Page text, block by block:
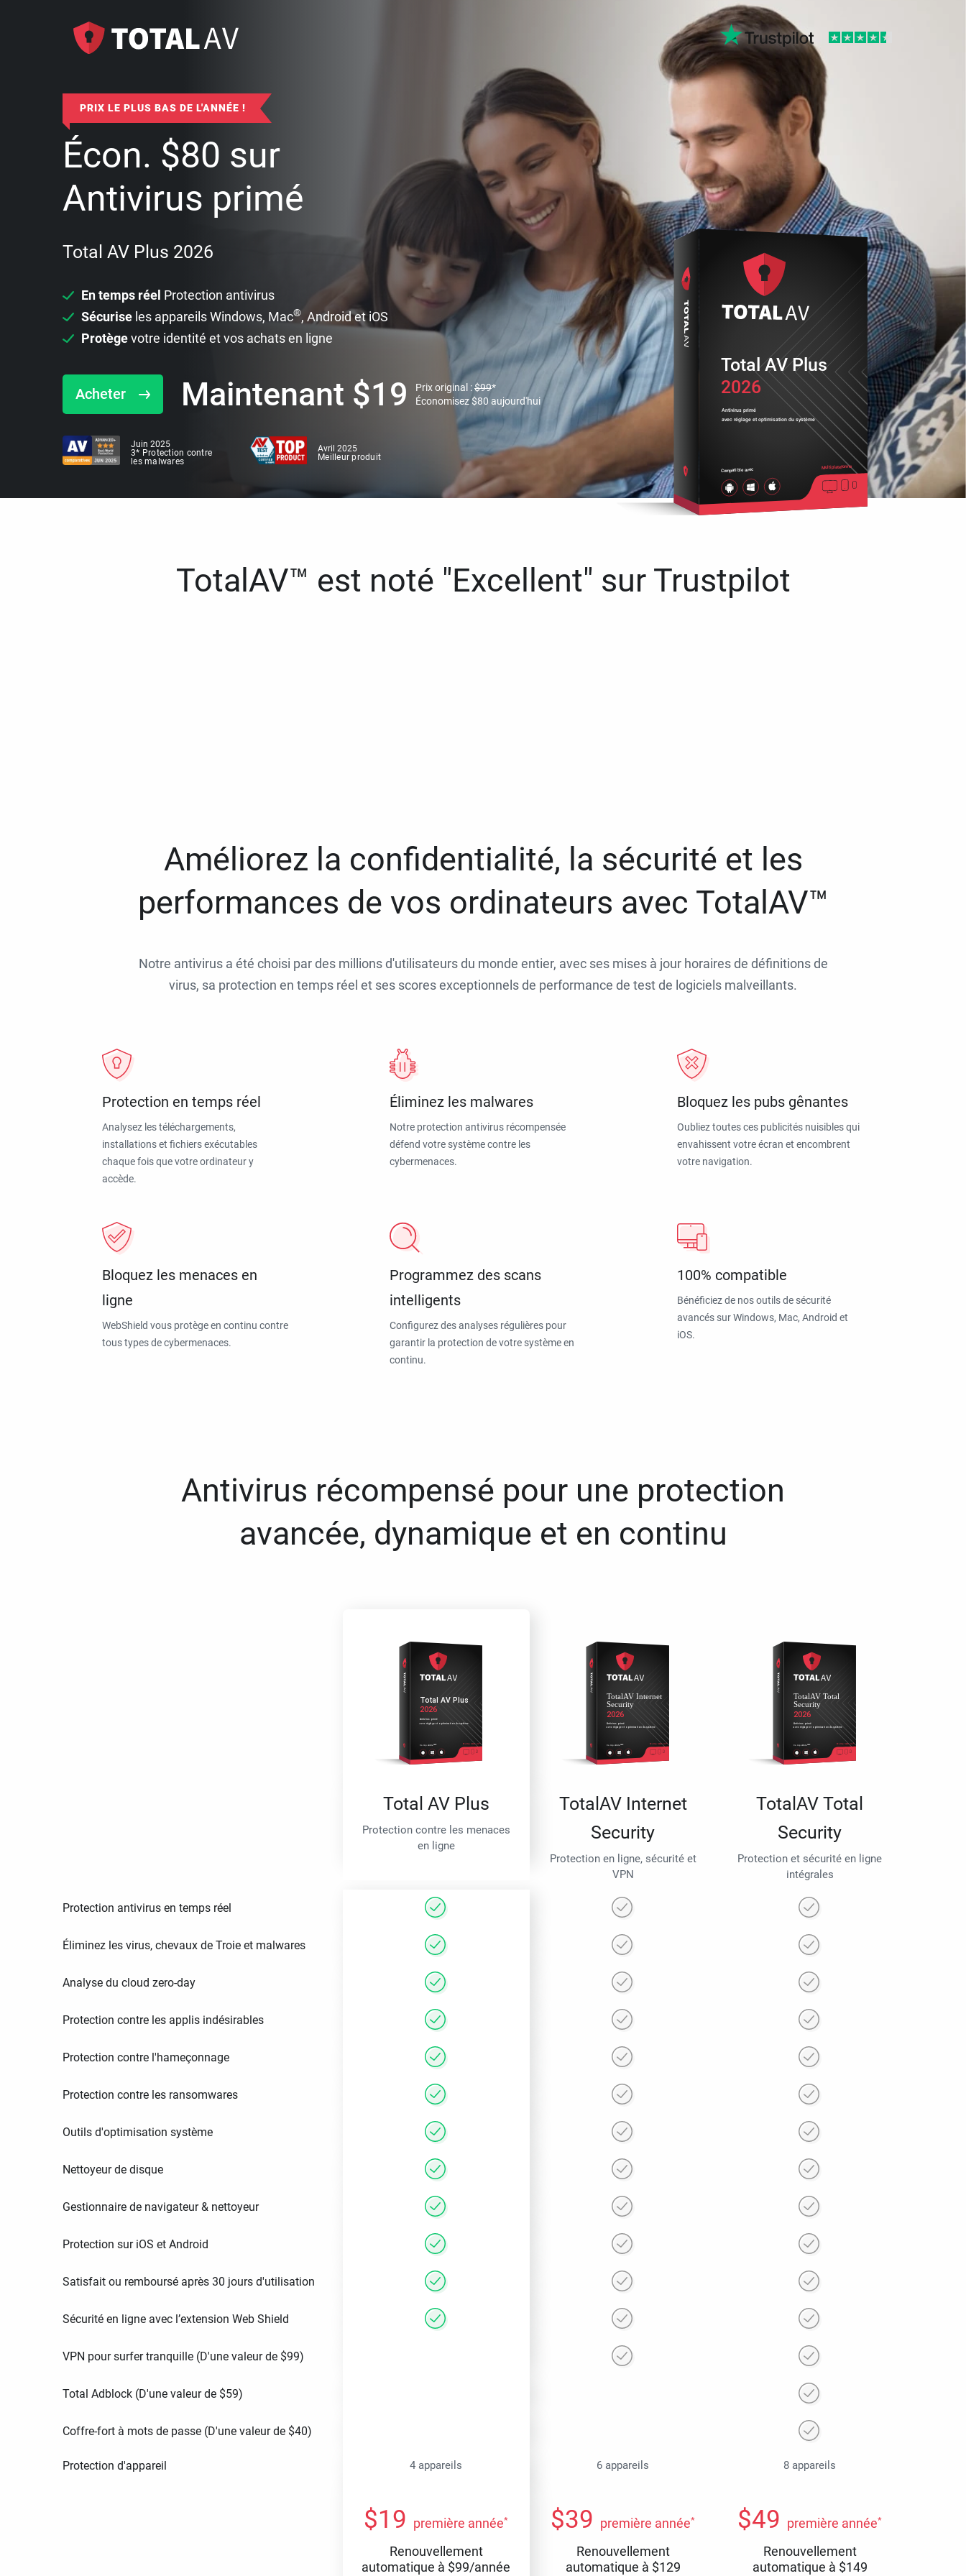
PRIX LE PLUS BAS DE L'ANNÉE !
Écon. $80 sur
Antivirus primé
Total AV Plus 2026
En temps réel Protection antivirus
Sécurise les appareils Windows, Mac®, Android et iOS
Protègevotre identité et vos achats en ligne
Acheter Maintenant $19 Prix original :$99*
Économisez$80 aujourd'hui
Juin 2025
3* Protection contre
les malwares
Avril 2025
Meilleur produit
2026
Antivirus primé
avec réglage et optimisation du système
Compatible avec Multiplateforme
Total AV Plus
TotalAV™ est noté "Excellent" sur Trustpilot
Améliorez la confidentialité, la sécurité et les
performances de vos ordinateurs avec TotalAV™
Notre antivirus a été choisi par des millions d'utilisateurs du monde entier, avec ses mises à jour horaires de définitions de
virus, sa protection en temps réel et ses scores exceptionnels de performance de test de logiciels malveillants.
Protection en temps réel
Analysez les téléchargements,
installations et fichiers exécutables
chaque fois que votre ordinateur y
accède.
Éliminez les malwares
Notre protection antivirus récompensée
défend votre système contre les
cybermenaces.
Bloquez les pubs gênantes
Oubliez toutes ces publicités nuisibles qui
envahissent votre écran et encombrent
votre navigation.
Bloquez les menaces en
ligne
WebShield vous protège en continu contre
tous types de cybermenaces.
Programmez des scans
intelligents
Configurez des analyses régulières pour
garantir la protection de votre système en
continu.
100% compatible
Bénéficiez de nos outils de sécurité
avancés sur Windows, Mac, Android et
iOS.
Antivirus récompensé pour une protection
avancée, dynamique et en continu
Total AV Plus
Protection contre les menaces
en ligne
TotalAV Internet
Security
Protection en ligne, sécurité et
VPN
TotalAV Total
Security
Protection et sécurité en ligne
intégrales
Protection antivirus en temps réel
Éliminez les virus, chevaux de Troie et malwares
Analyse du cloud zero-day
Protection contre les applis indésirables
Protection contre l'hameçonnage
Protection contre les ransomwares
Outils d'optimisation système
Nettoyeur de disque
Gestionnaire de navigateur & nettoyeur
Protection sur iOS et Android
Satisfait ou remboursé après 30 jours d'utilisation
Sécurité en ligne avec l’extension Web Shield
VPN pour surfer tranquille (D'une valeur de $99)
Total Adblock (D'une valeur de $59)
Coffre-fort à mots de passe (D'une valeur de $40)
Protection d'appareil 4 appareils 6 appareils 8 appareils
$19 première année*
Renouvellement
automatique à $99/année
$39 première année*
Renouvellement
automatique à $129
$49 première année*
Renouvellement
automatique à $149